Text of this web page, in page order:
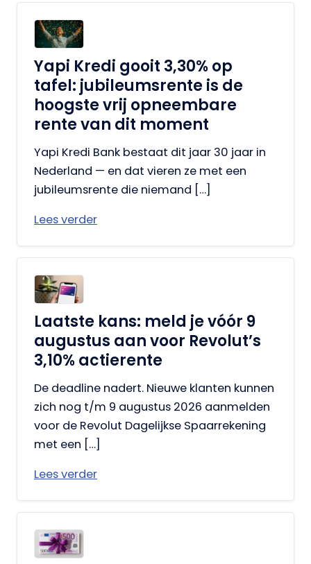
Yapi Kredi gooit 3,30% op
tafel: jubileumsrente is de
hoogste vrij opneembare
rente van dit moment
Yapi Kredi Bank bestaat dit jaar 30 jaar in
Nederland — en dat vieren ze met een
jubileumsrente die niemand […]
Lees verder
Laatste kans: meld je vóór 9
augustus aan voor Revolut’s
3,10% actierente
De deadline nadert. Nieuwe klanten kunnen
zich nog t/m 9 augustus 2026 aanmelden
voor de Revolut Dagelijkse Spaarrekening
met een […]
Lees verder